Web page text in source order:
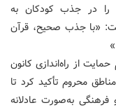
را در جذب کودکان به
«با جذب صحیح، قرآن
از راه‌اندازی کانون
محروم تأکید کرد تا
به‌صورت عادلانه